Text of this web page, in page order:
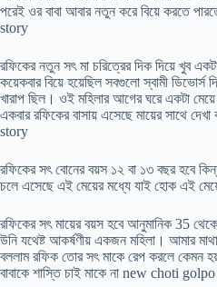
পরেই ওর বাবা আবার নতুন করে বিয়ে করতে
story
রফিকের নতুন সৎ মা চরিত্রের দিক দিয়ে খুব
কয়েকবার বিয়ে হয়েছিল সবগুলো স্বামী ডিভোর্স
খারাপ ছিল। ওই মহিলার আগের ঘরে একটা
একবার রফিকের বাসায় এসেছে মায়ের সাথে
story
রফিকের সৎ বোনের বয়স ১২ বা ১৩ বছর হবে
চলে এসেছে এই মেয়ের মধ্যে যাই হোক এই
রফিকের সৎ মায়ের বয়স হবে আনুমানিক 35
উনি যথেষ্ট আকর্ষণীয় একজন মহিলা। আমার
বললাম রফিক তোর সৎ মাকে রেপ করলে কেমন
বাবাকে শাস্তি চাই মাকে না new choti